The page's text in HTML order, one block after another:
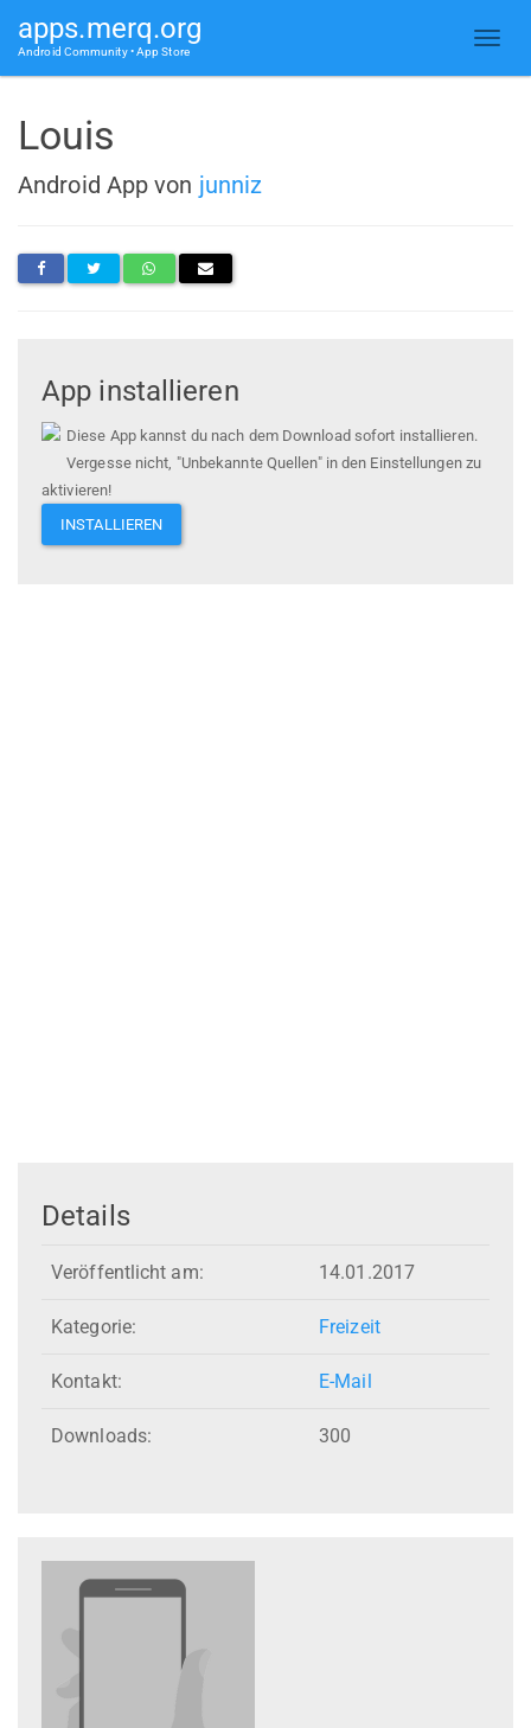
apps.merq.org
Android Community • App Store
Louis
Android App von junniz
App installieren
Diese App kannst du nach dem Download sofort installieren.
Vergesse nicht, "Unbekannte Quellen" in den Einstellungen zu
aktivieren!
INSTALLIEREN
Details
Veröffentlicht am: 14.01.2017
Kategorie: Freizeit
Kontakt: E-Mail
Downloads: 300